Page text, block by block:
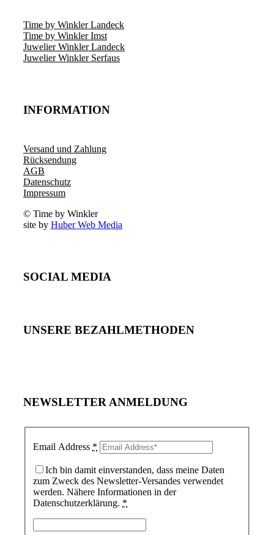
Time by Winkler Landeck
Time by Winkler Imst
Juwelier Winkler Landeck
Juwelier Winkler Serfaus
INFORMATION
Versand und Zahlung
Rücksendung
AGB
Datenschutz
Impressum
© Time by Winkler
site by Huber Web Media
SOCIAL MEDIA
UNSERE BEZAHLMETHODEN
NEWSLETTER ANMELDUNG
Email Address *
Ich bin damit einverstanden, dass meine Daten
zum Zweck des Newsletter-Versandes verwendet
werden. Nähere Informationen in der
Datenschutzerklärung. *